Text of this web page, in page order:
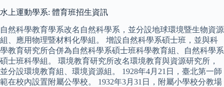
水上運動學系: 體育班招生資訊
自然科學教育學系改名自然科學系，並分設地球環境暨生物資源
組、應用物理暨材料化學組。 增設自然科學系碩士班，並與科
學教育研究所合併為自然科學系碩士班科學教育組、自然科學系
碩士班科學組。 環境教育研究所改名環境教育與資源研究所，
並分設環境教育組、環境資源組。 1928年4月21日，臺北第一師
範在校內設置附屬公學校。 1932年3月31日，附屬小學校分教場